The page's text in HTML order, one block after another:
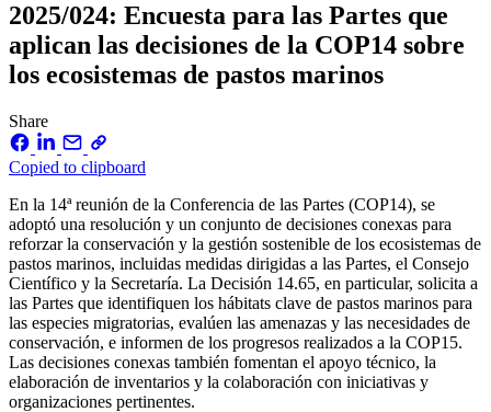
2025/024: Encuesta para las Partes que
aplican las decisiones de la COP14 sobre
los ecosistemas de pastos marinos
Share
Copied to clipboard
En la 14ª reunión de la Conferencia de las Partes (COP14), se
adoptó una resolución y un conjunto de decisiones conexas para
reforzar la conservación y la gestión sostenible de los ecosistemas de
pastos marinos, incluidas medidas dirigidas a las Partes, el Consejo
Científico y la Secretaría. La Decisión 14.65, en particular, solicita a
las Partes que identifiquen los hábitats clave de pastos marinos para
las especies migratorias, evalúen las amenazas y las necesidades de
conservación, e informen de los progresos realizados a la COP15.
Las decisiones conexas también fomentan el apoyo técnico, la
elaboración de inventarios y la colaboración con iniciativas y
organizaciones pertinentes.